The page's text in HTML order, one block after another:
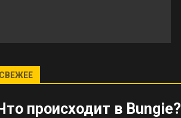
происходит в Bungie?